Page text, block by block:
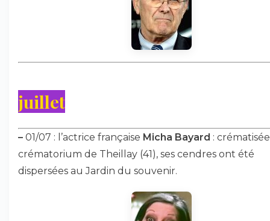
juillet
– 01/07 : l’actrice française Micha Bayard :
crématorium de Theillay (41), ses cendres ont été
dispersées au Jardin du souvenir.